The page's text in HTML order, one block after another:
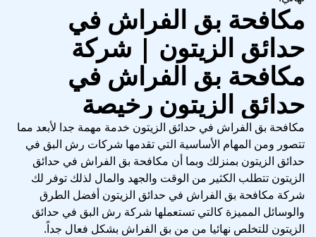
مكافحة بق الفراش في
حدائق الزيتون | شركة
مكافحة بق الفراش في
حدائق الزيتون رخيصة
مكافحة بق الفراش في حدائق الزيتون خدمة مهمة جدا لأبعد مما
تتصور ومن المهام الأساسية التي تقدمها شركات رش البق في
حدائق الزيتون بمنزلك وبما أن مكافحة بق الفراش في حدائق
الزيتون تتطلب الكثير من الوقت والجهد والمال لذلك توفر لك
شركة مكافحة بق الفراش في حدائق الزيتون أفضل الطرق
والوسائل المميزة كالتي تستعملها شركة رش البق في حدائق
الزيتون للتخلص نهائيا من من بق الفراش بشكل فعال جداً.